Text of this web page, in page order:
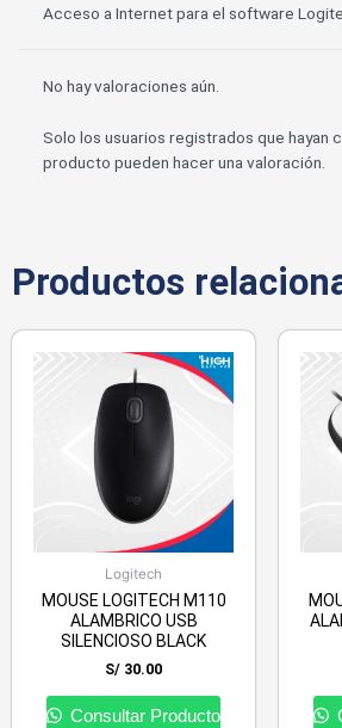
Acceso a Internet para el software
No hay valoraciones aún.
Solo los usuarios registrados que hayan
producto pueden hacer una valoración.
Productos
Logitech
MOUSE LOGITECH M110
ALAMBRICO USB
SILENCIOSO BLACK
S/ 30.00
Consultar Producto